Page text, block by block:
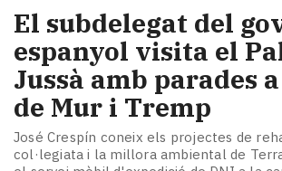
El subdelegat del
espanyol visita el
Jussà amb parades
de Mur i Tremp
José Crespín coneix els projectes de
col·legiata i la millora ambiental de